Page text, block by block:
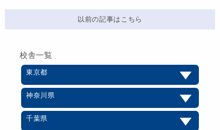
以前の記事はこちら
校舎一覧
東京都
神奈川県
千葉県